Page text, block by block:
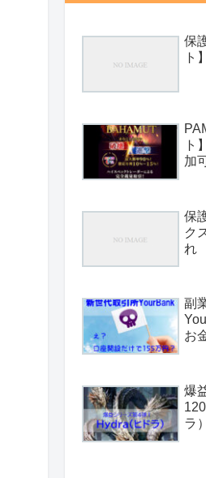
保
ト
ト
加
保
ク
れ
副
お
爆
ラ